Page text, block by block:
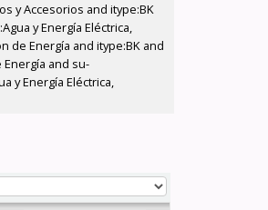
y Accesorios and itype:BK
y Energía Eléctrica,
de Energía and itype:BK and
Energía and su-
y Energía Eléctrica,